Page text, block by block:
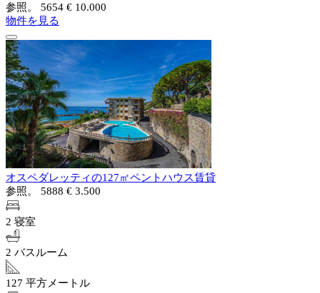
参照。 5654 € 10.000
物件を見る
オスペダレッティの127㎡ペントハウス賃貸
参照。 5888 € 3.500
2 寝室
2 バスルーム
127 平方メートル